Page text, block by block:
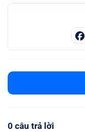
0 câu trả lời